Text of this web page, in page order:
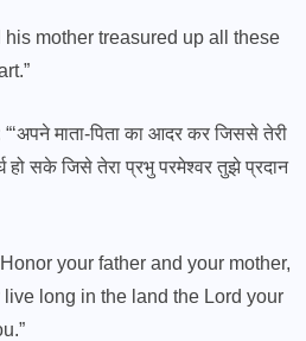
his mother treasured up all these
“‘अपने माता-पिता का आदर कर जिससे तेरी
हो सके जिसे तेरा प्रभु परमेश्‍वर तुझे प्रदान
your father and your mother,
live long in the land the Lord your